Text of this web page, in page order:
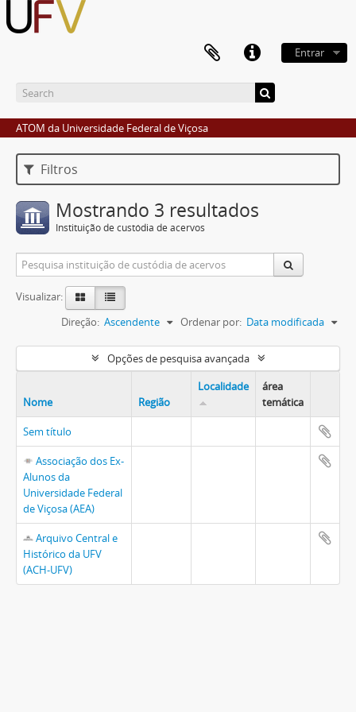
Entrar
ATOM da Universidade Federal de Viçosa
Filtros
Mostrando 3 resultados
Instituição de custódia de acervos
Visualizar:
Ordenar por: Data modificada
Direção: Ascendente
Opções de pesquisa avançada
Nome Região
Localidade
área
temática
Sem título
Associação dos Ex-
Alunos da
Universidade Federal
de Viçosa (AEA)
Arquivo Central e
Histórico da UFV
(ACH-UFV)